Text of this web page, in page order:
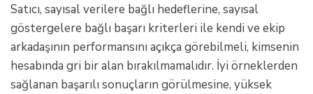
Satıcı, sayısal verilere bağlı hedeflerine, sayısal
göstergelere bağlı başarı kriterleri ile kendi ve ekip
arkadaşının performansını açıkça görebilmeli, kimsenin
hesabında gri bir alan bırakılmamalıdır. İyi örneklerden
sağlanan başarılı sonuçların görülmesine, yüksek